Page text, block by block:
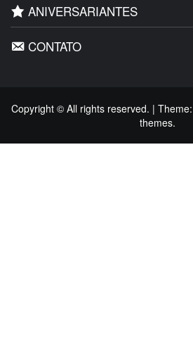
ANIVERSARIANTES
CONTATO
Copyright © All rights reserved. | Theme:
themes.